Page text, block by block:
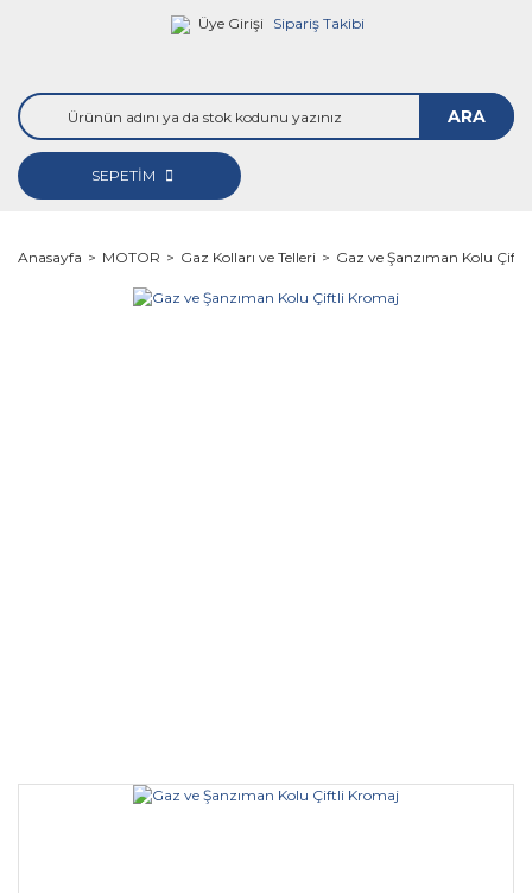
Üye Girişi Sipariş Takibi
ARA
SEPETİM
Anasayfa MOTOR Gaz Kolları ve Telleri Gaz ve Şanzıman Kolu